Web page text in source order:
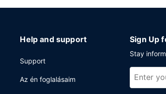
Help and support
Support
Az én foglalásaim
Sign Up
Stay